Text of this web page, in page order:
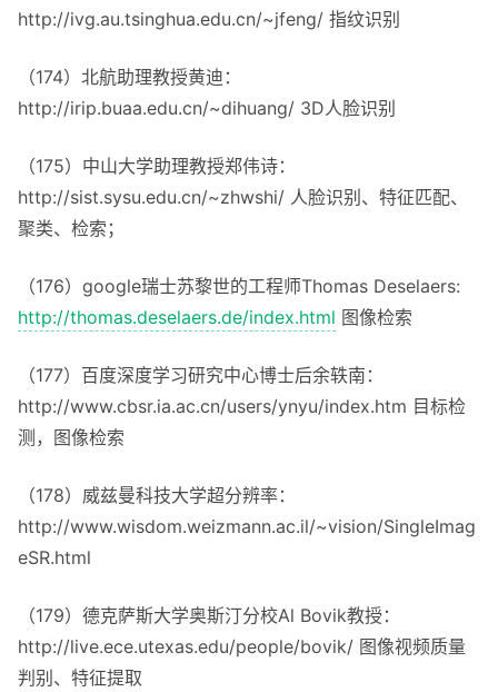
http://ivg.au.tsinghua.edu.cn/~jfeng/ 指纹识别
（174）北航助理教授黄迪：
http://irip.buaa.edu.cn/~dihuang/ 3D人脸识别
（175）中山大学助理教授郑伟诗：
http://sist.sysu.edu.cn/~zhwshi/ 人脸识别、特征匹配、
聚类、检索；
（176）google瑞士苏黎世的工程师Thomas Deselaers:
http://thomas.deselaers.de/index.html 图像检索
（177）百度深度学习研究中心博士后余轶南：
http://www.cbsr.ia.ac.cn/users/ynyu/index.htm 目标检
测，图像检索
（178）威兹曼科技大学超分辨率：
http://www.wisdom.weizmann.ac.il/~vision/SingleImag
eSR.html
（179）德克萨斯大学奥斯汀分校Al Bovik教授：
http://live.ece.utexas.edu/people/bovik/ 图像视频质量
判别、特征提取